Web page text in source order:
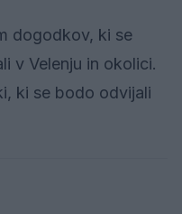
dogodkov, ki se
v Velenju in okolici.
ki se bodo odvijali